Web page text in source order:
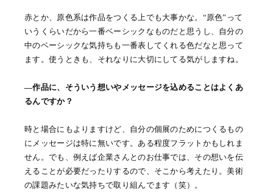
赤とか、原色系は作品をつくる上でも大事かな。“原色”って
いうくらいだから一番ベーシックなものだと思うし、自分の
中のベーシックな気持ちも一番表してくれる色だなと思って
ます。使うときも、それなりに大切にしてる気がしますね。
―作品に、そういう想いやメッセージを込めることはよくあ
るんですか？
時と場合にもよりますけど、自分の個展のためにつくるもの
にメッセージは特に無いです。ある程度フラットかもしれま
せん。でも、例えば企業さんとのお仕事では、その想いを伝
えることが必要だったりするので、そこから考えたり。美術
の課題みたいな気持ちで取り組んでます（笑）。